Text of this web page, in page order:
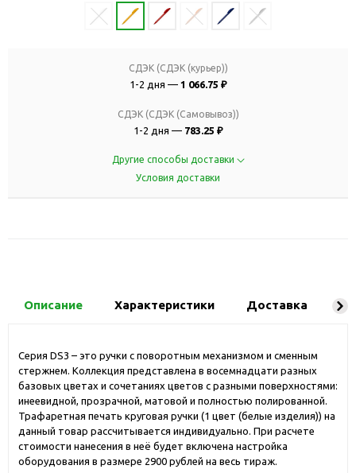
СДЭК (СДЭК (курьер))
1-2 дня — 1 066.75 ₽
СДЭК (СДЭК (Самовывоз))
1-2 дня — 783.25 ₽
Другие способы доставки
Условия доставки
Описание Характеристики Доставка
Серия DS3 – это ручки с поворотным механизмом и сменным
стержнем. Коллекция представлена в восемнадцати разных
базовых цветах и сочетаниях цветов с разными поверхностями:
инеевидной, прозрачной, матовой и полностью полированной.
Трафаретная печать круговая ручки (1 цвет (белые изделия)) на
данный товар рассчитывается индивидуально. При расчете
стоимости нанесения в неё будет включена настройка
оборудования в размере 2900 рублей на весь тираж.